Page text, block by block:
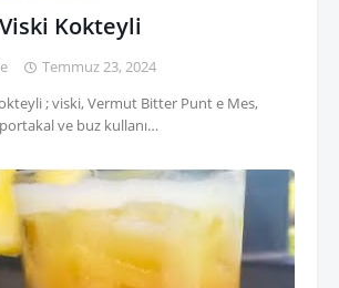
Kokteyli
Temmuz 23, 2024
; viski, Vermut Bitter Punt e Mes,
ve buz kullanı…